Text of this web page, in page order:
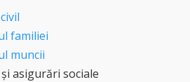
familiei
muncii
asigurări sociale